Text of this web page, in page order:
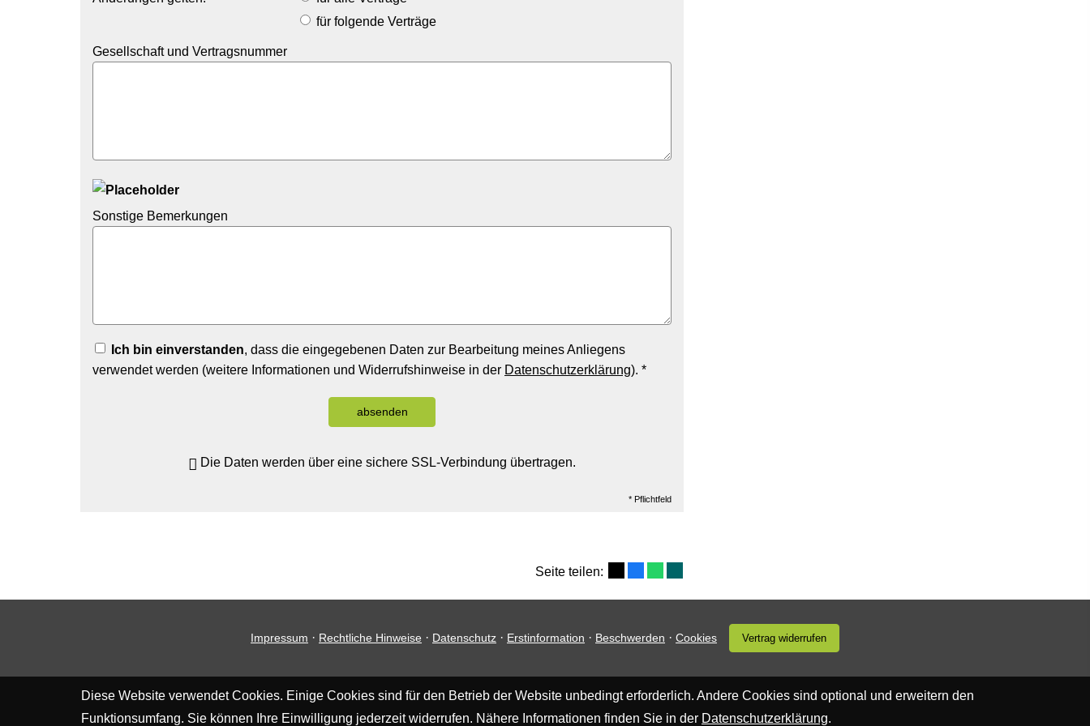
für folgende Verträge
Gesellschaft und Vertragsnummer
Sonstige Bemerkungen
Ich bin einverstanden, dass die eingegebenen Daten zur Bearbeitung meines Anliegens
verwendet werden (weitere Informationen und Widerrufshinweise in der Datenschutzerklärung). *
absenden
Die Daten werden über eine sichere SSL-Verbindung übertragen.
* Pflichtfeld
Seite teilen:
Impressum · Rechtliche Hinweise · Datenschutz · Erstinformation · Beschwerden · Cookies Vertrag widerrufen
Diese Website verwendet Cookies. Einige Cookies sind für den Betrieb der Website unbedingt erforderlich. Andere Cookies sind optional und erweitern den
Funktionsumfang. Sie können Ihre Einwilligung jederzeit widerrufen. Nähere Informationen finden Sie in der Datenschutzerklärung.